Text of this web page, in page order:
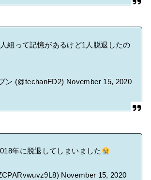
組って記憶があるけど1人脱退したの
ン (@techanFD2) November 15, 2020
年に脱退してしまいました
November 15, 2020